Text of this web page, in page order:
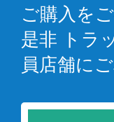
ご購入を
是非 トラ
員店舗に